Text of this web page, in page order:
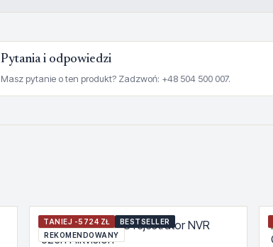
Pytania i odpowiedzi
Masz pytanie o ten produkt? Zadzwoń: +48 504 500 007.
TANIEJ -5724 ZŁ
BESTSELLER
REKOMENDOWANY